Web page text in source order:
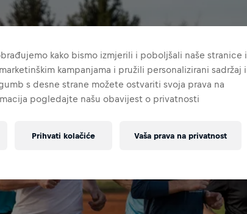
kako bismo izmjerili i poboljšali naše stranice i
kampanjama i pružili personalizirani sadržaj i
s desne strane možete ostvariti svoja prava na
pogledajte našu obavijest o privatnosti
Vaša prava na privatnost
Prihvati kolačiće